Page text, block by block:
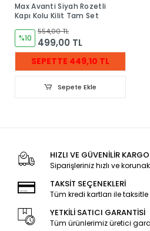
Max Avanti Siyah Rozetli
Kapı Kolu Kilit Tam Set
%10
554,00 TL
499,00 TL
SEPETTE 449,10 TL
Sepete Ekle
HIZLI VE GÜVENİLİR KARGO
Siparişleriniz hızlı ve
TAKSİT SEÇENEKLERİ
Tüm kredi kartları ile
YETKİLİ SATICI GARANTİSİ
Tüm ürünlerimiz üretici